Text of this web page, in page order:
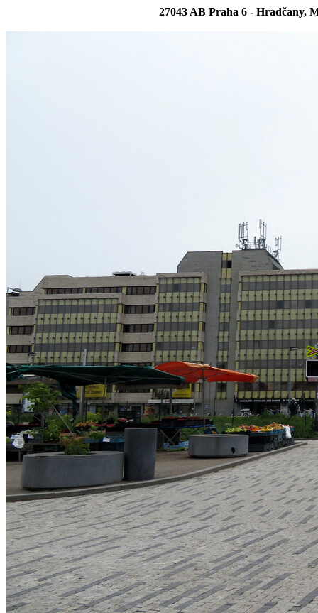
27043 AB Praha 6 - Hradčany,